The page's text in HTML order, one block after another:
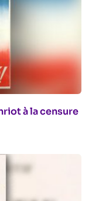
à la censure